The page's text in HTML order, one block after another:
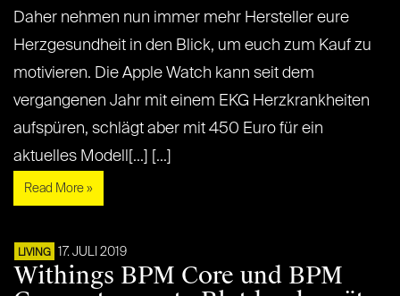
Daher nehmen nun immer mehr Hersteller eure
Herzgesundheit in den Blick, um euch zum Kauf zu
motivieren. Die Apple Watch kann seit dem
vergangenen Jahr mit einem EKG Herzkrankheiten
aufspüren, schlägt aber mit 450 Euro für ein
aktuelles Modell[...] [...]
Read More »
LIVING 17. JULI 2019
Withings BPM Core und BPM